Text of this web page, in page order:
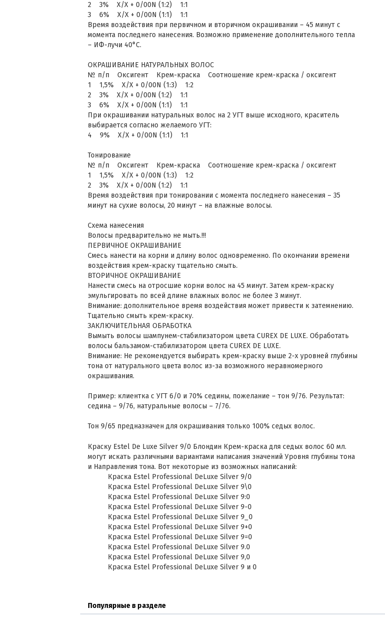
2 3% Х/Х + 0/00N (1:2) 1:1
3 6% Х/Х + 0/00N (1:1) 1:1
Время воздействия при первичном и вторичном окрашивании – 45 минут с
момента последнего нанесения. Возможно применение дополнительного тепла
– ИФ-лучи 40°С.
ОКРАШИВАНИЕ НАТУРАЛЬНЫХ ВОЛОС
№ п/п Оксигент Крем-краска Соотношение крем-краска / оксигент
1 1,5% Х/Х + 0/00N (1:3) 1:2
2 3% Х/Х + 0/00N (1:2) 1:1
3 6% Х/Х + 0/00N (1:1) 1:1
При окрашивании натуральных волос на 2 УГТ выше исходного, краситель
выбирается согласно желаемого УГТ:
4 9% Х/Х + 0/00N (1:1) 1:1
Тонирование
№ п/п Оксигент Крем-краска Соотношение крем-краска / оксигент
1 1,5% Х/Х + 0/00N (1:3) 1:2
2 3% Х/Х + 0/00N (1:2) 1:1
Время воздействия при тонировании с момента последнего нанесения – 35
минут на сухие волосы, 20 минут – на влажные волосы.
Схема нанесения
Волосы предварительно не мыть.!!!
ПЕРВИЧНОЕ ОКРАШИВАНИЕ
Смесь нанести на корни и длину волос одновременно. По окончании времени
воздействия крем-краску тщательно смыть.
ВТОРИЧНОЕ ОКРАШИВАНИЕ
Нанести смесь на отросшие корни волос на 45 минут. Затем крем-краску
эмульгировать по всей длине влажных волос не более 3 минут.
Внимание: дополнительное время воздействия может привести к затемнению.
Тщательно смыть крем-краску.
ЗАКЛЮЧИТЕЛЬНАЯ ОБРАБОТКА
Вымыть волосы шампунем-стабилизатором цвета CUREX DE LUXE. Обработать
волосы бальзамом-стабилизатором цвета CUREX DE LUXE.
Внимание: Не рекомендуется выбирать крем-краску выше 2-х уровней глубины
тона от натурального цвета волос из-за возможного неравномерного
окрашивания.
Пример: клиентка с УГТ 6/0 и 70% седины, пожелание – тон 9/76. Результат:
седина – 9/76, натуральные волосы – 7/76.
Тон 9/65 предназначен для окрашивания только 100% седых волос.
Краску Estel De Luxe Silver 9/0 Блондин Крем-краска для седых волос 60 мл.
могут искать различными вариантами написания значений Уровня глубины тона
и Направления тона. Вот некоторые из возможных написаний:
Краска Estel Professional DeLuxe Silver 9/0
Краска Estel Professional DeLuxe Silver 9\0
Краска Estel Professional DeLuxe Silver 9:0
Краска Estel Professional DeLuxe Silver 9-0
Краска Estel Professional DeLuxe Silver 9_0
Краска Estel Professional DeLuxe Silver 9+0
Краска Estel Professional DeLuxe Silver 9=0
Краска Estel Professional DeLuxe Silver 9.0
Краска Estel Professional DeLuxe Silver 9,0
Краска Estel Professional DeLuxe Silver 9 и 0
Популярные в разделе